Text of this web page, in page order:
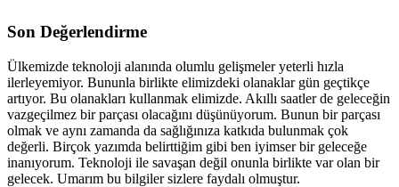
Son Değerlendirme
Ülkemizde teknoloji alanında olumlu gelişmeler yeterli hızla
ilerleyemiyor. Bununla birlikte elimizdeki olanaklar gün geçtikçe
artıyor. Bu olanakları kullanmak elimizde. Akıllı saatler de geleceğin
vazgeçilmez bir parçası olacağını düşünüyorum. Bunun bir parçası
olmak ve aynı zamanda da sağlığınıza katkıda bulunmak çok
değerli. Birçok yazımda belirttiğim gibi ben iyimser bir geleceğe
inanıyorum. Teknoloji ile savaşan değil onunla birlikte var olan bir
gelecek. Umarım bu bilgiler sizlere faydalı olmuştur.